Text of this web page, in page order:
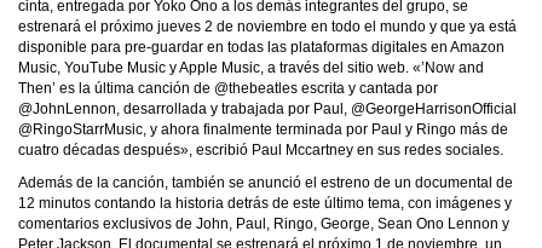
cinta, entregada por Yoko Ono a los demás integrantes del grupo, se
estrenará el próximo jueves 2 de noviembre en todo el mundo y que ya está
disponible para pre-guardar en todas las plataformas digitales en Amazon
Music, YouTube Music y Apple Music, a través del sitio web. «’Now and
Then’ es la última canción de @thebeatles escrita y cantada por
@JohnLennon, desarrollada y trabajada por Paul, @GeorgeHarrisonOfficial
@RingoStarrMusic, y ahora finalmente terminada por Paul y Ringo más de
cuatro décadas después», escribió Paul Mccartney en sus redes sociales.
Además de la canción, también se anunció el estreno de un documental de
12 minutos contando la historia detrás de este último tema, con imágenes y
comentarios exclusivos de John, Paul, Ringo, George, Sean Ono Lennon y
Peter Jackson. El documental se estrenará el próximo 1 de noviembre, un